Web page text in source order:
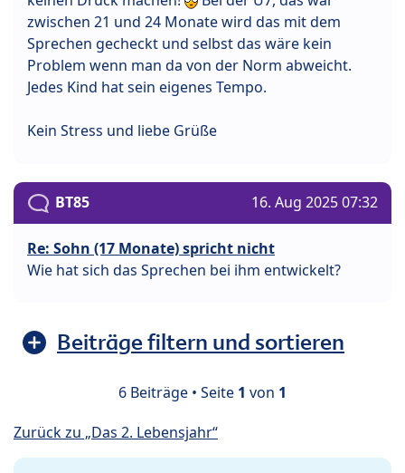
zwischen 21 und 24 Monate wird das mit dem
Sprechen gecheckt und selbst das wäre kein
Problem wenn man da von der Norm abweicht.
Jedes Kind hat sein eigenes Tempo.
Kein Stress und liebe Grüße
BT85 16. Aug 2025 07:32
Re: Sohn (17 Monate) spricht nicht
Wie hat sich das Sprechen bei ihm entwickelt?
Beiträge filtern und sortieren
6 Beiträge • Seite 1 von 1
Zurück zu „Das 2. Lebensjahr“